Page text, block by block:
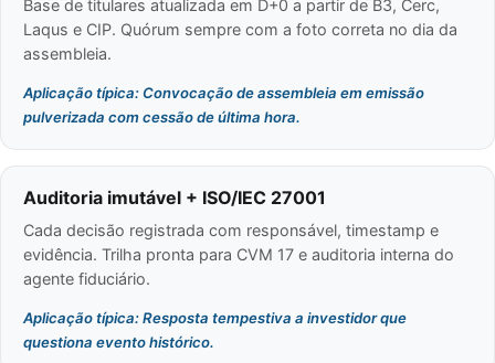
Base de titulares atualizada em D+0 a partir de B3, Cerc,
Laqus e CIP. Quórum sempre com a foto correta no dia da
assembleia.
Aplicação típica: Convocação de assembleia em emissão
pulverizada com cessão de última hora.
Auditoria imutável + ISO/IEC 27001
Cada decisão registrada com responsável, timestamp e
evidência. Trilha pronta para CVM 17 e auditoria interna do
agente fiduciário.
Aplicação típica: Resposta tempestiva a investidor que
questiona evento histórico.